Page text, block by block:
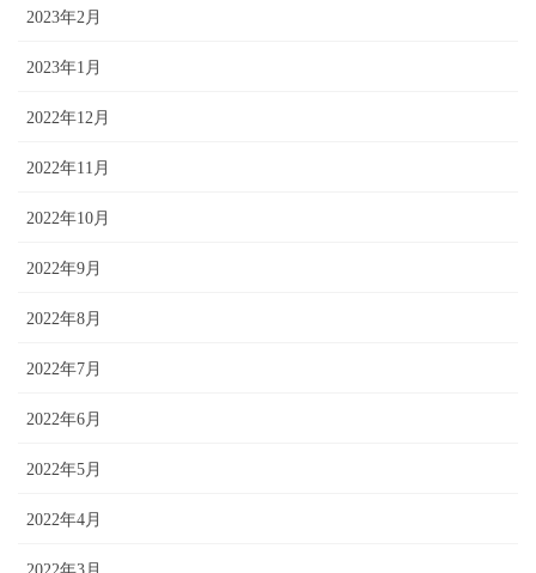
2023年2月
2023年1月
2022年12月
2022年11月
2022年10月
2022年9月
2022年8月
2022年7月
2022年6月
2022年5月
2022年4月